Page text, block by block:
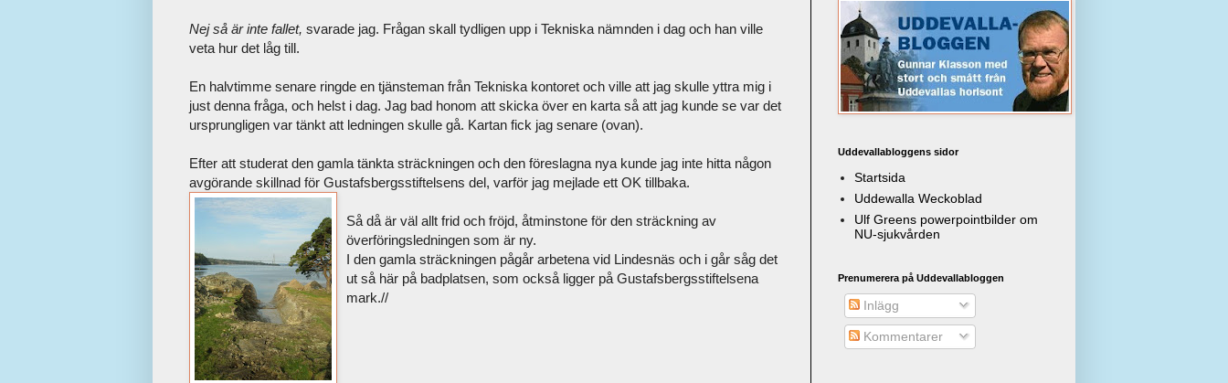
Nej så är inte fallet, svarade jag. Frågan skall tydligen upp i Tekniska nämnden i dag och han ville
veta hur det låg till.
En halvtimme senare ringde en tjänsteman från Tekniska kontoret och ville att jag skulle yttra mig i
just denna fråga, och helst i dag. Jag bad honom att skicka över en karta så att jag kunde se var det
ursprungligen var tänkt att ledningen skulle gå. Kartan fick jag senare (ovan).
Efter att studerat den gamla tänkta sträckningen och den föreslagna nya kunde jag inte hitta någon
avgörande skillnad för Gustafsbergsstiftelsens del, varför jag mejlade ett OK tillbaka.
Så då är väl allt frid och fröjd, åtminstone för den sträckning av
överföringsledningen som är ny.
I den gamla sträckningen pågår arbetena vid Lindesnäs och i går såg det
ut så här på badplatsen, som också ligger på Gustafsbergsstiftelsena
mark.//
Uddevallabloggens sidor
Startsida
Uddewalla Weckoblad
Ulf Greens powerpointbilder om
NU-sjukvården
Prenumerera på Uddevallabloggen
Inlägg
Kommentarer